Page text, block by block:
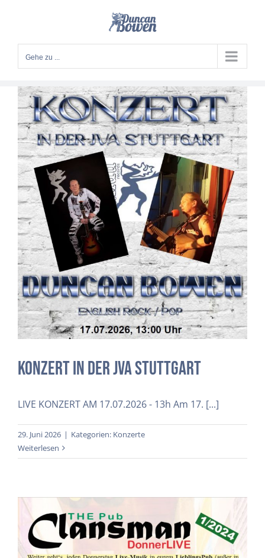
springen
Gehe zu ...
Konzert in der JVA Stuttgart
Konzerte
Konzert in der JVA Stuttgart
LIVE KONZERT AM 17.07.2026 - 13h Am 17. [...]
29. Juni 2026 | Kategorien: Konzerte
Weiterlesen